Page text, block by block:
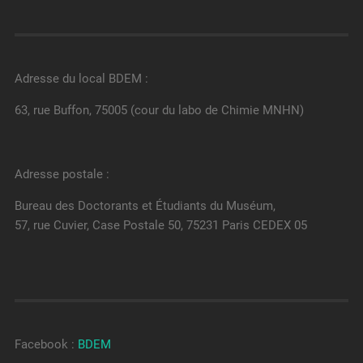
Adresse du local BDEM :
63, rue Buffon, 75005 (cour du labo de Chimie MNHN)
Adresse postale :
Bureau des Doctorants et Étudiants du Muséum,
57, rue Cuvier, Case Postale 50, 75231 Paris CEDEX 05
Facebook : BDEM